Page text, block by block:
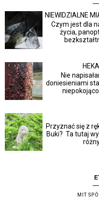
NIEWIDZIALNE
Czym jest dla
życia,
Nie
doniesieniami
Przyznać się z
Buki? Ta tutaj
MIT